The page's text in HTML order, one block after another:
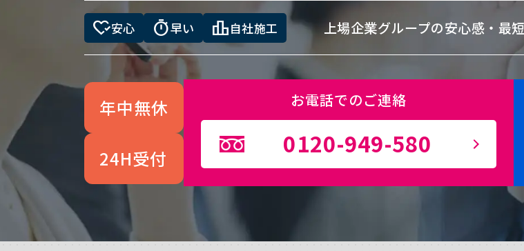
heart_check安心 timer早い leaderboard自社施工 上場企業グループの安心感・ 最
年中無休
24H受付
お電話でのご連絡
0120-949-580